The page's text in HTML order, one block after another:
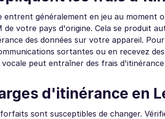
entrent généralement en jeu au moment
de votre pays d'origine. Cela se produit
des données sur votre appareil.
sortantes ou en recevez
peut entraîner des frais
d'itinérance en
sont susceptibles de changer.